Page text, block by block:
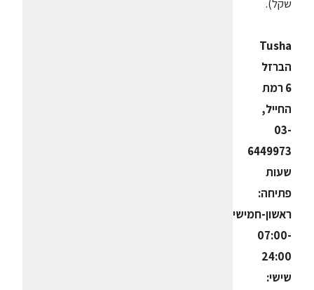
שקל).
Tusha
הברזל
6 רמת
החייל,
03-
6449973
שעות
פתיחה:
ראשון-חמישי
07:00-
24:00
שישי: